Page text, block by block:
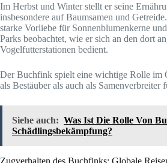
Im Herbst und Winter stellt er seine
insbesondere auf Baumsamen und
starke Vorliebe für Sonnenblumenkerne
Parks beobachtet, wie er sich an den dort
Vogelfutterstationen bedient.
Der Buchfink spielt eine wichtige Rolle im
als Bestäuber als auch als Samenverbreiter
Siehe auch: Was Ist Die Rolle Von
Schädlingsbekämpfung?
Zugverhalten des Buchfinks: Globale